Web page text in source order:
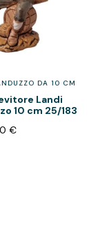
DA 10 CM
Landi
10 cm 25/183
€